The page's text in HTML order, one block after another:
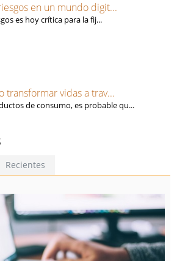
en un mundo digit...
es hoy crítica para la fij...
transformar vidas a trav...
de consumo, es probable qu...
Recientes